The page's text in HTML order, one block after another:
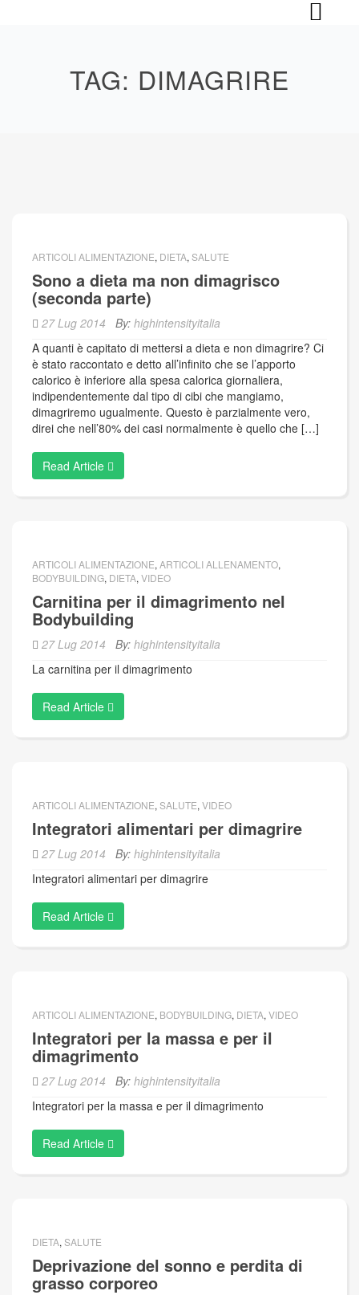
TAG: DIMAGRIRE
ARTICOLI ALIMENTAZIONE, DIETA, SALUTE
Sono a dieta ma non dimagrisco
(seconda parte)
27 Lug 2014 By: highintensityitalia
A quanti è capitato di mettersi a dieta e non dimagrire? Ci
è stato raccontato e detto all’infinito che se l’apporto
calorico è inferiore alla spesa calorica giornaliera,
indipendentemente dal tipo di cibi che mangiamo,
dimagriremo ugualmente. Questo è parzialmente vero,
direi che nell’80% dei casi normalmente è quello che […]
Read Article
ARTICOLI ALIMENTAZIONE, ARTICOLI ALLENAMENTO,
BODYBUILDING, DIETA, VIDEO
Carnitina per il dimagrimento nel
Bodybuilding
27 Lug 2014 By: highintensityitalia
La carnitina per il dimagrimento
Read Article
ARTICOLI ALIMENTAZIONE, SALUTE, VIDEO
Integratori alimentari per dimagrire
27 Lug 2014 By: highintensityitalia
Integratori alimentari per dimagrire
Read Article
ARTICOLI ALIMENTAZIONE, BODYBUILDING, DIETA, VIDEO
Integratori per la massa e per il
dimagrimento
27 Lug 2014 By: highintensityitalia
Integratori per la massa e per il dimagrimento
Read Article
DIETA, SALUTE
Deprivazione del sonno e perdita di
grasso corporeo